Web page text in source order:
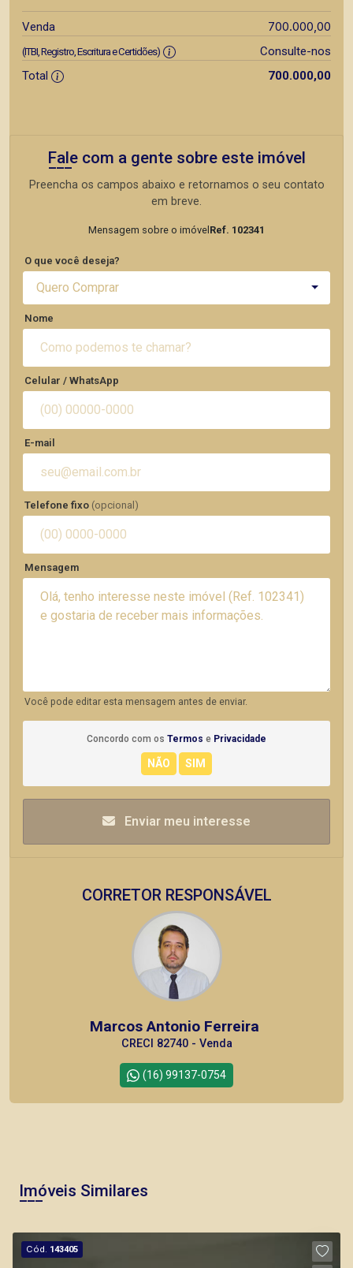
Venda 700.000,00
(ITBI, Registro, Escritura e Certidões)
Consulte-nos
Total
700.000,00
Fale com a gente sobre este imóvel
Preencha os campos abaixo e retornamos o seu contato
em breve.
Mensagem sobre o imóvel Ref. 102341
O que você deseja?
Quero Comprar
Nome
Celular / WhatsApp
E-mail
Telefone fixo (opcional)
Mensagem
Você pode editar esta mensagem antes de enviar.
Concordo com os Termos e Privacidade
Enviar meu interesse
CORRETOR RESPONSÁVEL
Marcos Antonio Ferreira
CRECI 82740 - Venda
(16) 99137-0754
Imóveis Similares
Cód. 143405